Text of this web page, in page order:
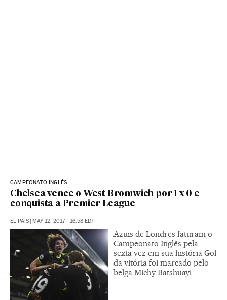
CAMPEONATO INGLÊS
Chelsea vence o West Bromwich por 1 x 0 e
conquista a Premier League
EL PAÍS | MAY 12, 2017 - 16:58 EDT
Azuis de Londres faturam o
Campeonato Inglês pela
sexta vez em sua história Gol
da vitória foi marcado pelo
belga Michy Batshuayi